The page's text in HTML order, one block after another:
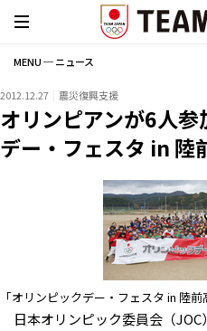
MENU ─ ニュース
2012.12.27 震災復興支援
オリンピアンが6人
デー・フェスタ in 陸
「オリンピックデー・フェスタ in 陸
日本オリンピック委員会（JOC